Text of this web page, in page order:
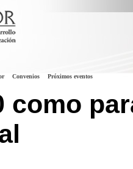
Convenios Próximos eventos
como